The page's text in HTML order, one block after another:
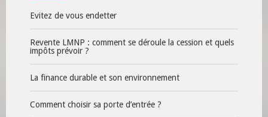
Evitez de vous endetter
Revente LMNP : comment se déroule la cession et quels
impôts prévoir ?
La finance durable et son environnement
Comment choisir sa porte d’entrée ?